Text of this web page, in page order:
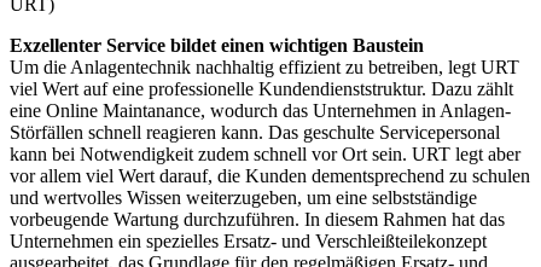
Exzellenter Service bildet einen wichtigen Baustein
Um die Anlagentechnik nachhaltig effizient zu betreiben, legt URT
viel Wert auf eine professionelle Kundendienststruktur. Dazu zählt
eine Online Maintanance, wodurch das Unternehmen in Anlagen-
Störfällen schnell reagieren kann. Das geschulte Servicepersonal
kann bei Notwendigkeit zudem schnell vor Ort sein. URT legt aber
vor allem viel Wert darauf, die Kunden dementsprechend zu schulen
und wertvolles Wissen weiterzugeben, um eine selbstständige
vorbeugende Wartung durchzuführen. In diesem Rahmen hat das
Unternehmen ein spezielles Ersatz- und Verschleißteilekonzept
ausgearbeitet, das Grundlage für den regelmäßigen Ersatz- und